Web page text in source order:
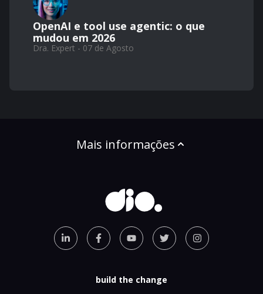
OpenAI e tool use agentic: o que
mudou em 2026
Dra. Expert - 07 de Agosto
Mais informações
build the change